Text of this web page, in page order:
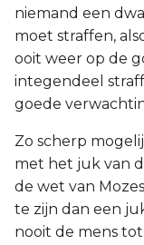
niemand een
moet straffen,
ooit weer op de
integendeel
goede
Zo scherp
met het juk van
de wet van
te zijn dan een
nooit de mens